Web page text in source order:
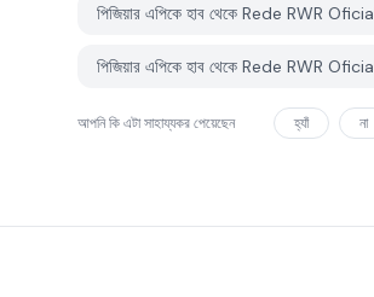
পিজিয়ার এপিকে হাব থেকে Rede RWR
পিজিয়ার এপিকে হাব থেকে Rede RWR Oficial
আপনি কি এটা সাহায্যকর পেয়েছেন হ্যাঁ না